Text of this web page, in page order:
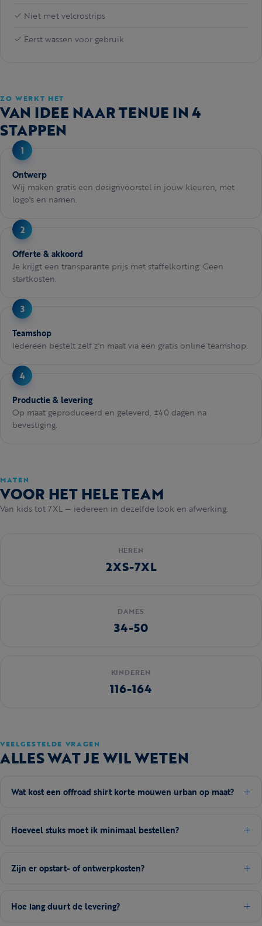
Niet met velcrostrips
Eerst wassen voor gebruik
ZO WERKT HET
VAN IDEE NAAR TENUE IN 4
STAPPEN
Ontwerp
Wij maken gratis een designvoorstel in jouw kleuren, met
logo's en namen.
Offerte & akkoord
Je krijgt een transparante prijs met staffelkorting. Geen
startkosten.
Teamshop
Iedereen bestelt zelf z'n maat via een gratis online teamshop.
Productie & levering
Op maat geproduceerd en geleverd, ±40 dagen na
bevestiging.
MATEN
VOOR HET HELE TEAM
Van kids tot 7XL — iedereen in dezelfde look en afwerking.
HEREN
2XS-7XL
DAMES
34-50
KINDEREN
116-164
VEELGESTELDE VRAGEN
ALLES WAT JE WIL WETEN
Wat kost een offroad shirt korte mouwen urban op maat?
Hoeveel stuks moet ik minimaal bestellen?
Zijn er opstart- of ontwerpkosten?
Hoe lang duurt de levering?